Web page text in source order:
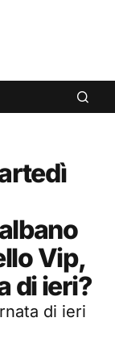
Vip,
di ieri?
di ieri